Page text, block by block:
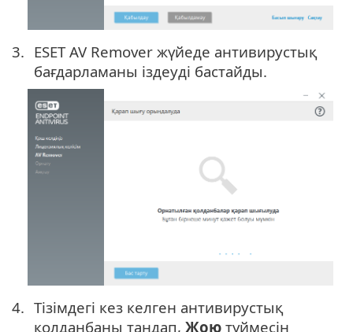
ESET AV Remover жүйеде антивирустық
бағдарламаны іздеуді бастайды.
Тізімдегі кез келген антивирустық
қолданбаны таңдап, Жою түймесін